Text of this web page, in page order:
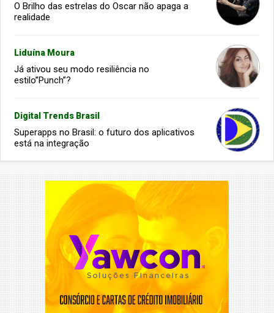
O Brilho das estrelas do Oscar não apaga a
realidade
Liduína Moura
Já ativou seu modo resiliência no
estilo”Punch”?
Digital Trends Brasil
Superapps no Brasil: o futuro dos aplicativos
está na integração